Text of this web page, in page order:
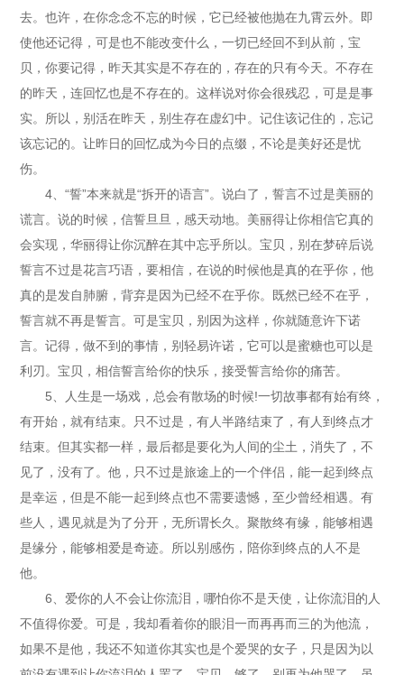
去。也许，在你念念不忘的时候，它已经被他抛在九霄云外。即
使他还记得，可是也不能改变什么，一切已经回不到从前，宝
贝，你要记得，昨天其实是不存在的，存在的只有今天。不存在
的昨天，连回忆也是不存在的。这样说对你会很残忍，可是是事
实。所以，别活在昨天，别生存在虚幻中。记住该记住的，忘记
该忘记的。让昨日的回忆成为今日的点缀，不论是美好还是忧
伤。
4、“誓”本来就是“拆开的语言”。说白了，誓言不过是美丽的
谎言。说的时候，信誓旦旦，感天动地。美丽得让你相信它真的
会实现，华丽得让你沉醉在其中忘乎所以。宝贝，别在梦碎后说
誓言不过是花言巧语，要相信，在说的时候他是真的在乎你，他
真的是发自肺腑，背弃是因为已经不在乎你。既然已经不在乎，
誓言就不再是誓言。可是宝贝，别因为这样，你就随意许下诺
言。记得，做不到的事情，别轻易许诺，它可以是蜜糖也可以是
利刃。宝贝，相信誓言给你的快乐，接受誓言给你的痛苦。
5、人生是一场戏，总会有散场的时候!一切故事都有始有终，
有开始，就有结束。只不过是，有人半路结束了，有人到终点才
结束。但其实都一样，最后都是要化为人间的尘土，消失了，不
见了，没有了。他，只不过是旅途上的一个伴侣，能一起到终点
是幸运，但是不能一起到终点也不需要遗憾，至少曾经相遇。有
些人，遇见就是为了分开，无所谓长久。聚散终有缘，能够相遇
是缘分，能够相爱是奇迹。所以别感伤，陪你到终点的人不是
他。
6、爱你的人不会让你流泪，哪怕你不是天使，让你流泪的人
不值得你爱。可是，我却看着你的眼泪一而再再而三的为他流，
如果不是他，我还不知道你其实也是个爱哭的女子，只是因为以